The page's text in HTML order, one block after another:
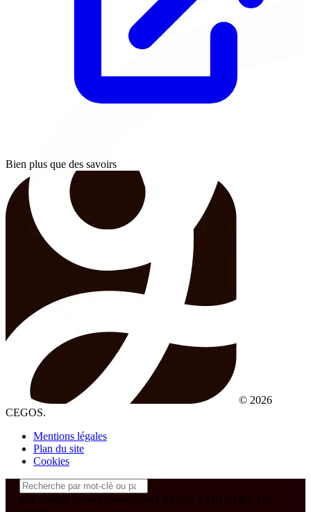
Bien plus que des savoirs
© 2026
CEGOS.
Mentions légales
Plan du site
Cookies
&& config('laravel-theme-inter.CEGOS_COUNTRY') !=